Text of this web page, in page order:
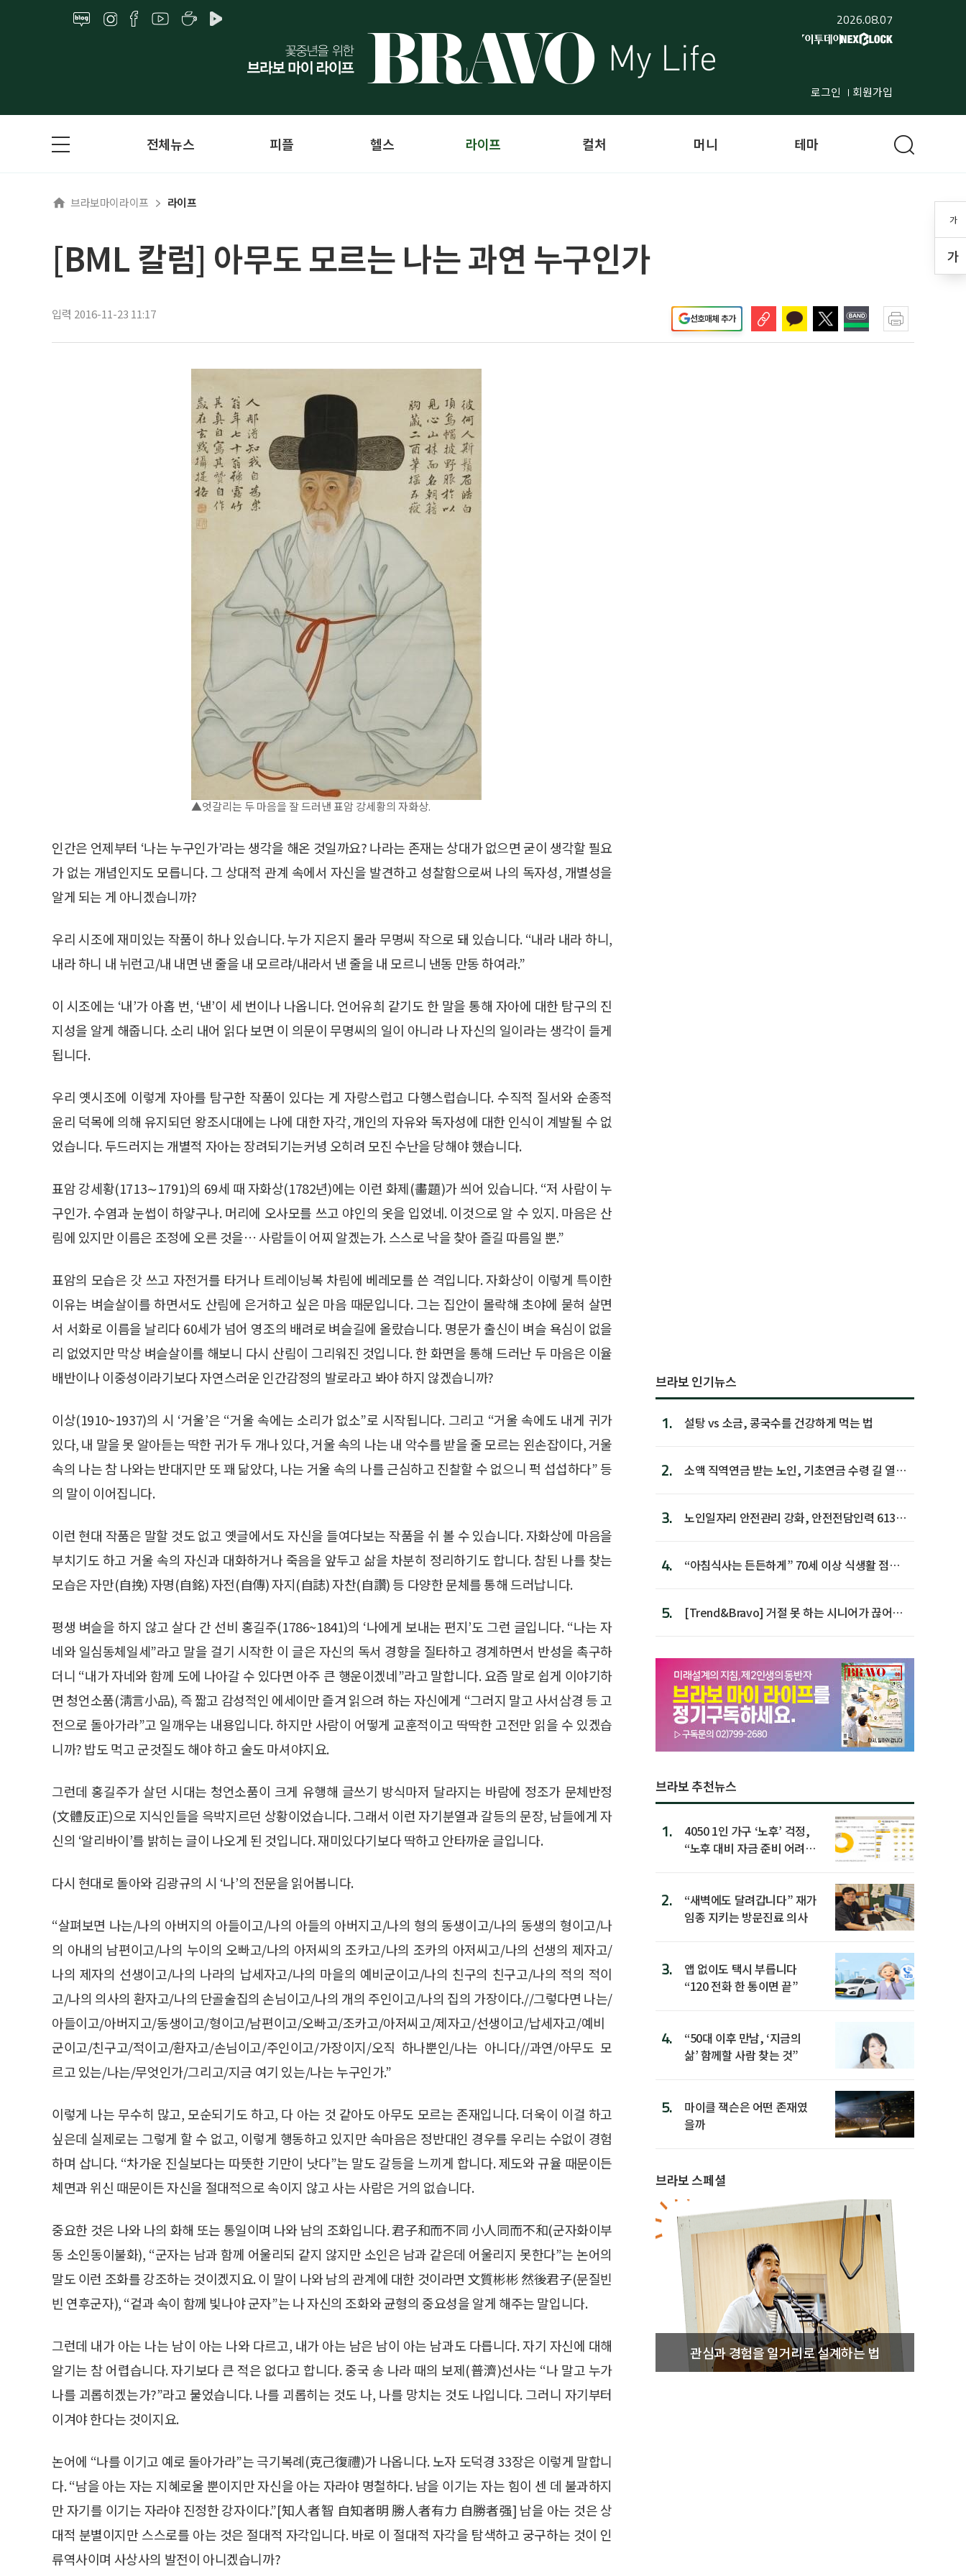
2026.08.07
로그인 회원가입
가
가
전체뉴스 피플 헬스 라이프 컬처 머니 테마
브라보마이라이프 라이프
[BML 칼럼] 아무도 모르는 나는 과연 누구인가
입력 2016-11-23 11:17 선호매체 추가
▲엇갈리는 두 마음을 잘 드러낸 표암 강세황의 자화상.
인간은 언제부터 ‘나는 누구인가’라는 생각을 해온 것일까요? 나라는 존재는 상대가 없으면 굳이 생각할 필요
가 없는 개념인지도 모릅니다. 그 상대적 관계 속에서 자신을 발견하고 성찰함으로써 나의 독자성, 개별성을
알게 되는 게 아니겠습니까?
우리 시조에 재미있는 작품이 하나 있습니다. 누가 지은지 몰라 무명씨 작으로 돼 있습니다. “내라 내라 하니,
내라 하니 내 뉘런고/내 내면 낸 줄을 내 모르랴/내라서 낸 줄을 내 모르니 낸동 만동 하여라.”
이 시조에는 ‘내’가 아홉 번, ‘낸’이 세 번이나 나옵니다. 언어유희 같기도 한 말을 통해 자아에 대한 탐구의 진
지성을 알게 해줍니다. 소리 내어 읽다 보면 이 의문이 무명씨의 일이 아니라 나 자신의 일이라는 생각이 들게
됩니다.
우리 옛시조에 이렇게 자아를 탐구한 작품이 있다는 게 자랑스럽고 다행스럽습니다. 수직적 질서와 순종적
윤리 덕목에 의해 유지되던 왕조시대에는 나에 대한 자각, 개인의 자유와 독자성에 대한 인식이 계발될 수 없
었습니다. 두드러지는 개별적 자아는 장려되기는커녕 오히려 모진 수난을 당해야 했습니다.
표암 강세황(1713∼1791)의 69세 때 자화상(1782년)에는 이런 화제(畵題)가 씌어 있습니다. “저 사람이 누
구인가. 수염과 눈썹이 하얗구나. 머리에 오사모를 쓰고 야인의 옷을 입었네. 이것으로 알 수 있지. 마음은 산
림에 있지만 이름은 조정에 오른 것을… 사람들이 어찌 알겠는가. 스스로 낙을 찾아 즐길 따름일 뿐.”
표암의 모습은 갓 쓰고 자전거를 타거나 트레이닝복 차림에 베레모를 쓴 격입니다. 자화상이 이렇게 특이한
이유는 벼슬살이를 하면서도 산림에 은거하고 싶은 마음 때문입니다. 그는 집안이 몰락해 초야에 묻혀 살면
서 서화로 이름을 날리다 60세가 넘어 영조의 배려로 벼슬길에 올랐습니다. 명문가 출신이 벼슬 욕심이 없을
리 없었지만 막상 벼슬살이를 해보니 다시 산림이 그리워진 것입니다. 한 화면을 통해 드러난 두 마음은 이율
배반이나 이중성이라기보다 자연스러운 인간감정의 발로라고 봐야 하지 않겠습니까?
이상(1910~1937)의 시 ‘거울’은 “거울 속에는 소리가 없소”로 시작됩니다. 그리고 “거울 속에도 내게 귀가
있다, 내 말을 못 알아듣는 딱한 귀가 두 개나 있다, 거울 속의 나는 내 악수를 받을 줄 모르는 왼손잡이다, 거울
속의 나는 참 나와는 반대지만 또 꽤 닮았다, 나는 거울 속의 나를 근심하고 진찰할 수 없으니 퍽 섭섭하다” 등
의 말이 이어집니다.
이런 현대 작품은 말할 것도 없고 옛글에서도 자신을 들여다보는 작품을 쉬 볼 수 있습니다. 자화상에 마음을
부치기도 하고 거울 속의 자신과 대화하거나 죽음을 앞두고 삶을 차분히 정리하기도 합니다. 참된 나를 찾는
모습은 자만(自挽) 자명(自銘) 자전(自傳) 자지(自誌) 자찬(自讚) 등 다양한 문체를 통해 드러납니다.
평생 벼슬을 하지 않고 살다 간 선비 홍길주(1786~1841)의 ‘나에게 보내는 편지’도 그런 글입니다. “나는 자
네와 일심동체일세”라고 말을 걸기 시작한 이 글은 자신의 독서 경향을 질타하고 경계하면서 반성을 촉구하
더니 “내가 자네와 함께 도에 나아갈 수 있다면 아주 큰 행운이겠네”라고 말합니다. 요즘 말로 쉽게 이야기하
면 청언소품(淸言小品), 즉 짧고 감성적인 에세이만 즐겨 읽으려 하는 자신에게 “그러지 말고 사서삼경 등 고
전으로 돌아가라”고 일깨우는 내용입니다. 하지만 사람이 어떻게 교훈적이고 딱딱한 고전만 읽을 수 있겠습
니까? 밥도 먹고 군것질도 해야 하고 술도 마셔야지요.
그런데 홍길주가 살던 시대는 청언소품이 크게 유행해 글쓰기 방식마저 달라지는 바람에 정조가 문체반정
(文體反正)으로 지식인들을 윽박지르던 상황이었습니다. 그래서 이런 자기분열과 갈등의 문장, 남들에게 자
신의 ‘알리바이’를 밝히는 글이 나오게 된 것입니다. 재미있다기보다 딱하고 안타까운 글입니다.
다시 현대로 돌아와 김광규의 시 ‘나’의 전문을 읽어봅니다.
“살펴보면 나는/나의 아버지의 아들이고/나의 아들의 아버지고/나의 형의 동생이고/나의 동생의 형이고/나
의 아내의 남편이고/나의 누이의 오빠고/나의 아저씨의 조카고/나의 조카의 아저씨고/나의 선생의 제자고/
나의 제자의 선생이고/나의 나라의 납세자고/나의 마을의 예비군이고/나의 친구의 친구고/나의 적의 적이
고/나의 의사의 환자고/나의 단골술집의 손님이고/나의 개의 주인이고/나의 집의 가장이다.//그렇다면 나는/
아들이고/아버지고/동생이고/형이고/남편이고/오빠고/조카고/아저씨고/제자고/선생이고/납세자고/예비
군이고/친구고/적이고/환자고/손님이고/주인이고/가장이지/오직 하나뿐인/나는 아니다//과연/아무도 모
르고 있는/나는/무엇인가/그리고/지금 여기 있는/나는 누구인가.”
이렇게 나는 무수히 많고, 모순되기도 하고, 다 아는 것 같아도 아무도 모르는 존재입니다. 더욱이 이걸 하고
싶은데 실제로는 그렇게 할 수 없고, 이렇게 행동하고 있지만 속마음은 정반대인 경우를 우리는 수없이 경험
하며 삽니다. “차가운 진실보다는 따뜻한 기만이 낫다”는 말도 갈등을 느끼게 합니다. 제도와 규율 때문이든
체면과 위신 때문이든 자신을 절대적으로 속이지 않고 사는 사람은 거의 없습니다.
중요한 것은 나와 나의 화해 또는 통일이며 나와 남의 조화입니다. 君子和而不同 小人同而不和(군자화이부
동 소인동이불화), “군자는 남과 함께 어울리되 같지 않지만 소인은 남과 같은데 어울리지 못한다”는 논어의
말도 이런 조화를 강조하는 것이겠지요. 이 말이 나와 남의 관계에 대한 것이라면 文質彬彬 然後君子(문질빈
빈 연후군자), “겉과 속이 함께 빛나야 군자”는 나 자신의 조화와 균형의 중요성을 알게 해주는 말입니다.
그런데 내가 아는 나는 남이 아는 나와 다르고, 내가 아는 남은 남이 아는 남과도 다릅니다. 자기 자신에 대해
알기는 참 어렵습니다. 자기보다 큰 적은 없다고 합니다. 중국 송 나라 때의 보제(普濟)선사는 “나 말고 누가
나를 괴롭히겠는가?”라고 물었습니다. 나를 괴롭히는 것도 나, 나를 망치는 것도 나입니다. 그러니 자기부터
이겨야 한다는 것이지요.
논어에 “나를 이기고 예로 돌아가라”는 극기복례(克己復禮)가 나옵니다. 노자 도덕경 33장은 이렇게 말합니
다. “남을 아는 자는 지혜로울 뿐이지만 자신을 아는 자라야 명철하다. 남을 이기는 자는 힘이 센 데 불과하지
만 자기를 이기는 자라야 진정한 강자이다.”[知人者智 自知者明 勝人者有力 自勝者强] 남을 아는 것은 상
대적 분별이지만 스스로를 아는 것은 절대적 자각입니다. 바로 이 절대적 자각을 탐색하고 궁구하는 것이 인
류역사이며 사상사의 발전이 아니겠습니까?
브라보 인기뉴스
1. 설탕 vs 소금, 콩국수를 건강하게 먹는 법
2.
소액 직역연금 받는 노인, 기초연금 수령 길 열린
3.
노인일자리 안전관리 강화, 안전전담인력 613명
4.
“아침식사는 든든하게” 70세 이상 식생활 점수
5.
[Trend&Bravo] 거절 못 하는 시니어가 끊어야
브라보 추천뉴스
1.
4050 1인 가구 ‘노후’ 걱정,
“노후 대비 자금 준비 어려
2.
“새벽에도 달려갑니다” 재가
임종 지키는 방문진료 의사
3.
앱 없이도 택시 부릅니다
“120 전화 한 통이면 끝”
4.
“50대 이후 만남, ‘지금의
삶’ 함께할 사람 찾는 것”
5.
마이클 잭슨은 어떤 존재였
을까
브라보 스페셜
관심과 경험을 일거리로 설계하는 법